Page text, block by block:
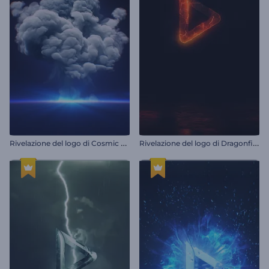
R
ivelazione del logo di Cosmic Eruption R
ivelazione del logo di Dragonfire